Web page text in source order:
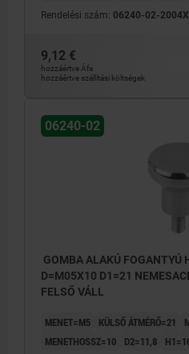
Rendelési szám: 06240-02-
9,12 €
hozzáértve Áfa
hozzáértve szállítási költségek
06240-02
GOMBA ALAKÚ FOGANTYÚ
D=M05X10 D1=21
FELSŐ VÁLL
MENET=M5 KÜLSŐ ÁTMÉRŐ=21
MENETHOSSZ=10
D2=11,8